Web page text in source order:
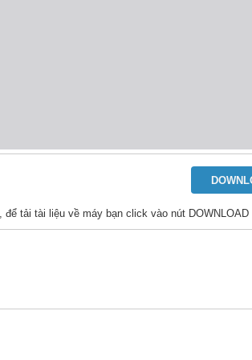
, để tải tài liệu về máy bạn click vào nút